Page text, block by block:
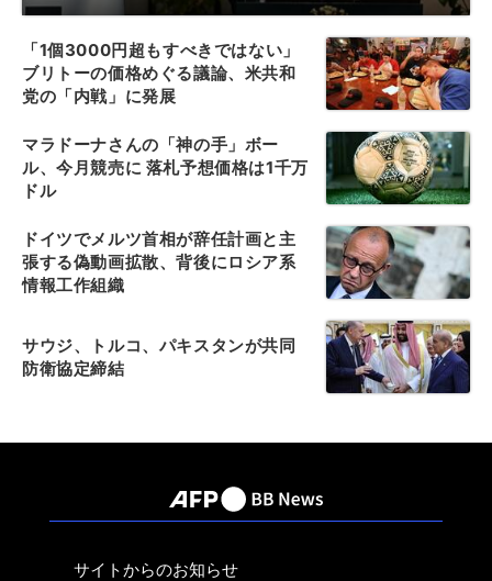
「1個3000円超もすべきではない」
ブリトーの価格めぐる議論、米共和
党の「内戦」に発展
マラドーナさんの「神の手」ボー
ル、今月競売に 落札予想価格は1千万
ドル
ドイツでメルツ首相が辞任計画と主
張する偽動画拡散、背後にロシア系
情報工作組織
サウジ、トルコ、パキスタンが共同
防衛協定締結
サイトからのお知らせ